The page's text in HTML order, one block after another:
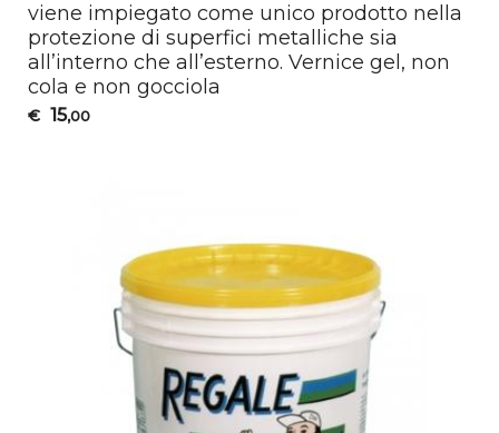
viene impiegato come unico prodotto nella
protezione di superfici metalliche sia
all’interno che all’esterno. Vernice gel, non
cola e non gocciola
€ 15,00